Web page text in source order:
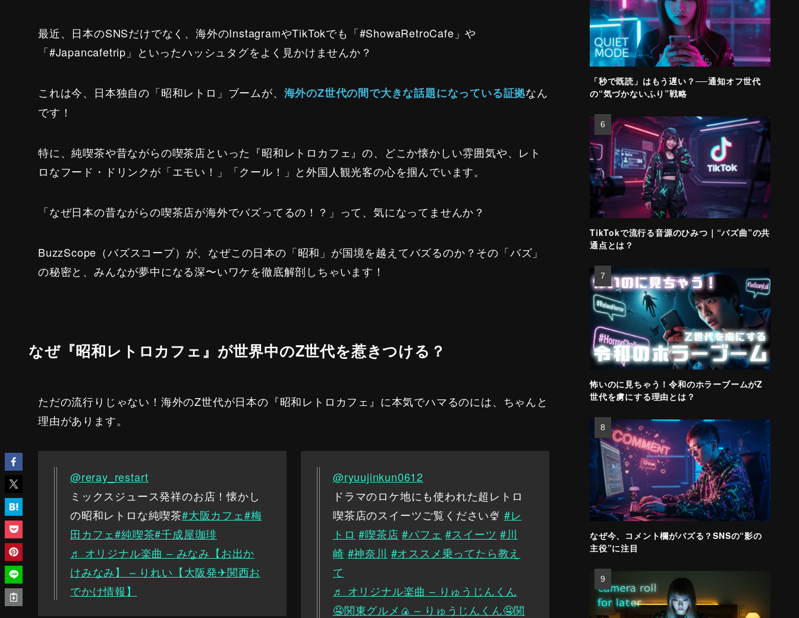
最近、日本のSNSだけでなく、海外のInstagramやTikTokでも「#ShowaRetroCafe」や
「#Japancafetrip」といったハッシュタグをよく見かけませんか？
これは今、日本独自の「昭和レトロ」ブームが、 海外のZ世代の間で大きな話題になっている証拠なん
です！
特に、純喫茶や昔ながらの喫茶店といった『昭和レトロカフェ』の、どこか懐かしい雰囲気や、レト
ロなフード・ドリンクが「エモい！」「クール！」と外国人観光客の心を掴んでいます。
「なぜ日本の昔ながらの喫茶店が海外でバズってるの！？」って、気になってませんか？
BuzzScope（バズスコープ）が、なぜこの日本の「昭和」が国境を越えてバズるのか？その「バズ」
の秘密と、みんなが夢中になる深〜いワケを徹底解剖しちゃいます！
なぜ『昭和レトロカフェ』が世界中のZ世代を惹きつける？
ただの流行りじゃない！海外のZ世代が日本の『昭和レトロカフェ』に本気でハマるのには、ちゃんと
理由があります。
@reray_restart
ミックスジュース発祥のお店！懐かし
の昭和レトロな純喫茶#大阪カフェ#梅
田カフェ#純喫茶#千成屋珈琲
♬ オリジナル楽曲 – みなみ【お出か
けみなみ】 – りれい【大阪発✈関西お
でかけ情報】
@ryuujinkun0612
ドラマのロケ地にも使われた超レトロ
喫茶店のスイーツご覧ください🍨 #レ
トロ #喫茶店 #パフェ #スイーツ #川
崎 #神奈川 #オススメ乗ってたら教え
て
♬ オリジナル楽曲 – りゅうじんくん
🤤関東グルメ🍙 – りゅうじんくん🤤関
「秒で既読」はもう遅い？──通知オフ世代
の“気づかないふり”戦略
TikTokで流行る音源のひみつ｜“バズ曲”の共
通点とは？
怖いのに見ちゃう！令和のホラーブームがZ
世代を虜にする理由とは？
なぜ今、コメント欄がバズる？SNSの“影の
主役”に注目